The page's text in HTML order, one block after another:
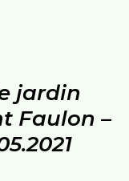
jardin
Faulon –